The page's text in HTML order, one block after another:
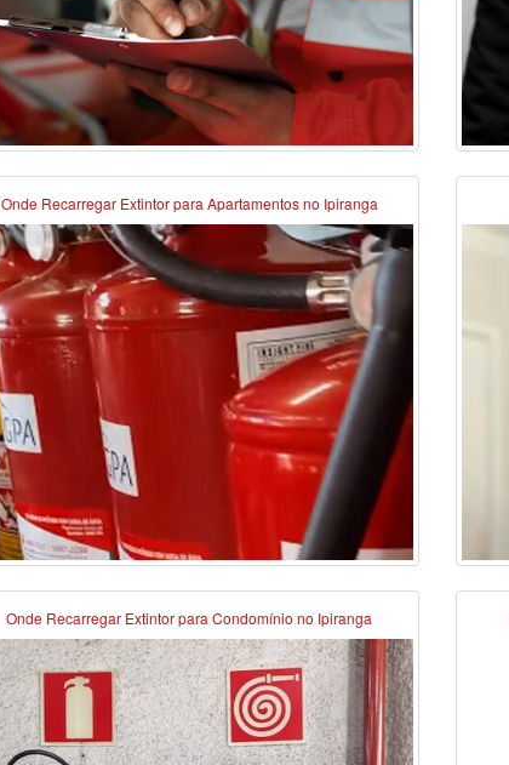
Onde Recarregar Extintor para Apartamentos no Ipiranga
Onde Recarregar Extintor para Condomínio no Ipiranga